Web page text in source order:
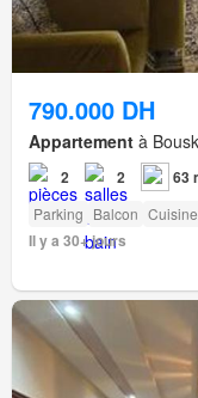
790.000 DH
Appartement à
2 2 63
Parking Balcon
Il y a 30+ jours